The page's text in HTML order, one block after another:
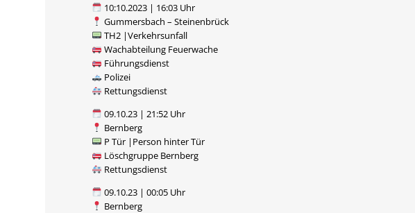
10:10.2023 | 16:03 Uhr
Gummersbach – Steinenbrück
TH2 |Verkehrsunfall
Wachabteilung Feuerwache
Führungsdienst
Polizei
Rettungsdienst
09.10.23 | 21:52 Uhr
Bernberg
P Tür |Person hinter Tür
Löschgruppe Bernberg
Rettungsdienst
09.10.23 | 00:05 Uhr
Bernberg